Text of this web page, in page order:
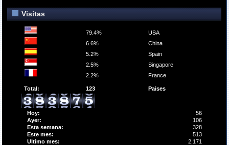
Visitas
79.4%
USA
6.6%
China
5.2%
Spain
2.5%
Singapore
2.2%
France
Total: 123 Paises
Hoy:
56
Ayer:
106
Esta semana:
328
Este mes:
513
Ultimo mes:
2,171